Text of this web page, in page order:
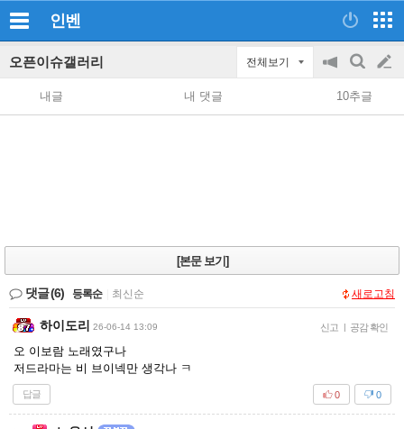
인벤
오픈이슈갤러리 전체보기
공
지
on/off
검
색
글
쓰
내글 내 댓글 10추글
[본문 보기]
댓글(6) 등록순 최신순 새로고침
하이도리 26-06-14 13:09 신고 | 공감 확인
오 이보람 노래였구나
저드라마는 비 브이넥만 생각나 ㅋ
답글 0
0